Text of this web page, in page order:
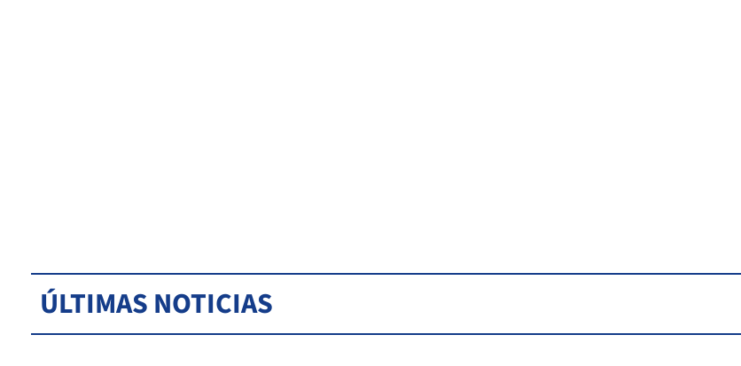
ÚLTIMAS NOTICIAS